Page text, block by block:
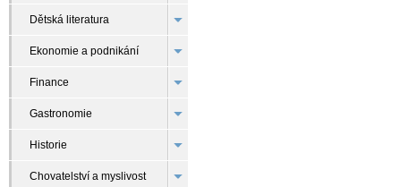
Dětská literatura
Ekonomie a podnikání
Finance
Gastronomie
Historie
Chovatelství a myslivost